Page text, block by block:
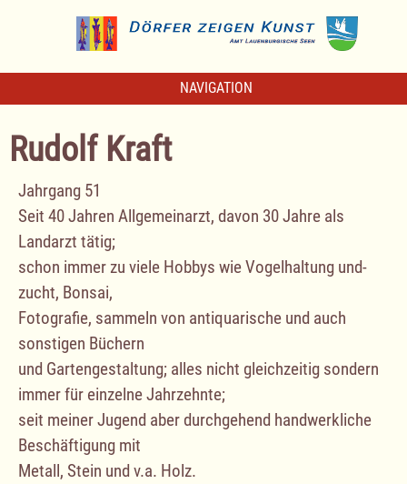
NAVIGATION
Rudolf Kraft
Jahrgang 51
Seit 40 Jahren Allgemeinarzt, davon 30 Jahre als
Landarzt tätig;
schon immer zu viele Hobbys wie Vogelhaltung und-
zucht, Bonsai,
Fotografie, sammeln von antiquarische und auch
sonstigen Büchern
und Gartengestaltung; alles nicht gleichzeitig sondern
immer für einzelne Jahrzehnte;
seit meiner Jugend aber durchgehend handwerkliche
Beschäftigung mit
Metall, Stein und v.a. Holz.